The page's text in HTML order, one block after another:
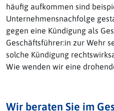
häufig aufkommen sind
Unternehmensnachfolge
gegen eine Kündigung als
Geschäftsführer:in zur Wehr
solche Kündigung
Wie wenden wir eine
Wir beraten Sie im